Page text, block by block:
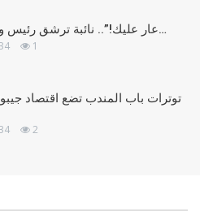
“عار عليك!”.. نائبة ترشق رئيس وزراء كوسوفو…
1
توترات باب المندب تضع اقتصاد
2